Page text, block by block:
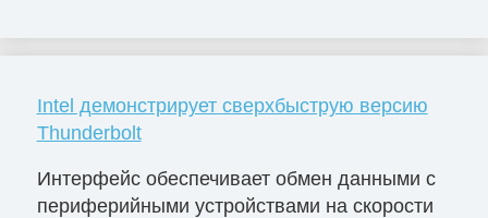
Intel демонстрирует сверхбыструю версию
Thunderbolt
Интерфейс обеспечивает обмен данными с
периферийными устройствами на скорости